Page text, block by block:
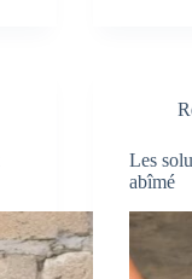
Les
abîmé